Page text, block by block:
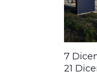
7
21